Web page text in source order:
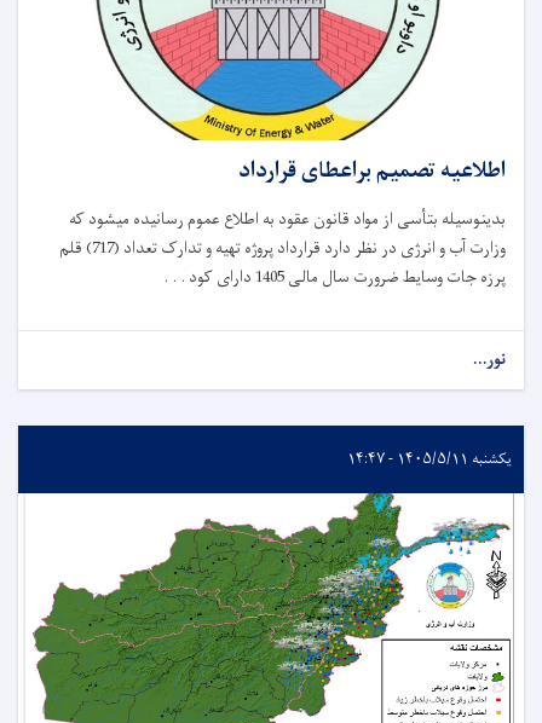
اطلاعیه تصمیم براعطای قرارداد
بدینوسیله بتأسی از مواد قانون عقود به اطلاع عموم رسانیده میشود که
وزارت آب و انرژی در نظر دارد قرارداد پروژه تهیه و تدارک تعداد (717) قلم
پرزه جات وسایط ضرورت سال مالی 1405 دارای کود . . .
نور...
یکشنبه ۱۴۰۵/۵/۱۱ - ۱۴:۴۷